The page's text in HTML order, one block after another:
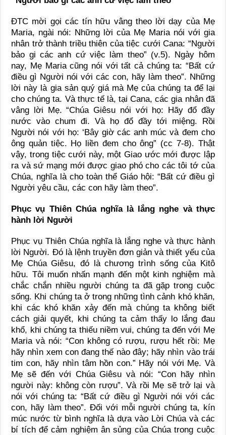
ĐTC mời gọi các tín hữu vâng theo lời dạy của Mẹ
Maria, ngài nói: Những lời của Mẹ Maria nói với gia
nhân trở thành triều thiên của tiệc cưới Cana: “Người
bảo gi các anh cứ việc làm theo” (v.5). Ngày hôm
nay, Mẹ Maria cũng nói với tất cả chúng ta: “Bất cứ
điều gì Người nói với các con, hãy làm theo”. Những
lời này là gia sản quý giá mà Mẹ của chúng ta để lại
cho chúng ta. Và thực tế là, tại Cana, các gia nhân đã
vâng lời Mẹ. “Chúa Giêsu nói với họ: Hãy đổ đầy
nước vào chum đi. Và họ đổ đầy tới miệng. Rồi
Người nói với họ: ‘Bây giờ các anh múc và đem cho
ông quản tiệc. Họ liền đem cho ông” (cc 7-8). Thật
vậy, trong tiệc cưới này, một Giao ước mới được lập
ra và sứ mạng mới được giao phó cho các tôi tớ của
Chúa, nghĩa là cho toàn thể Giáo hội: “Bất cứ điều gì
Người yêu cầu, các con hãy làm theo”.
Phục vụ Thiên Chúa nghĩa là lắng nghe và thực
hành lời Người
Phục vụ Thiên Chúa nghĩa là lắng nghe và thực hành
lời Người. Đó là lệnh truyền đơn giản và thiết yếu của
Mẹ Chúa Giêsu, đó là chương trình sống của Kitô
hữu. Tôi muốn nhấn mạnh đến một kinh nghiệm mà
chắc chắn nhiều người chúng ta đã gặp trong cuộc
sống. Khi chúng ta ở trong những tình cảnh khó khăn,
khi các khó khăn xảy đến mà chúng ta không biết
cách giải quyết, khi chúng ta cảm thấy lo lắng đau
khổ, khi chúng ta thiếu niềm vui, chúng ta đến với Mẹ
Maria và nói: “Con không có rượu, rượu hết rồi: Mẹ
hãy nhìn xem con đang thế nào đây; hãy nhìn vào trái
tim con, hãy nhìn tâm hồn con.” Hãy nói với Mẹ. Và
Mẹ sẽ đến với Chúa Giêsu và nói: “Con hãy nhìn
người này: không còn rượu”. Và rồi Mẹ sẽ trở lại và
nói với chúng ta: “Bất cứ điều gì Người nói với các
con, hãy làm theo”. Đối với mỗi người chúng ta, kín
múc nước từ bình nghĩa là dựa vào Lời Chúa và các
bí tích để cảm nghiệm ân sủng của Chúa trong cuộc